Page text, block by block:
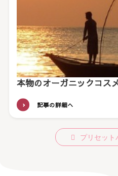
本物のオーガニックコス
記事の詳細へ
プリセット